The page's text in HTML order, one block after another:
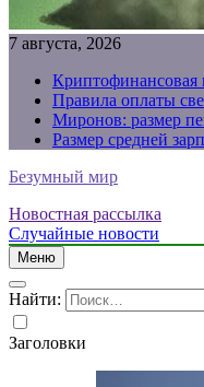
7 августа, 2026
Криптофинансовая
Правила оплаты
Миронов: размер
Размер средней
Безумный мир
Новостная рассылка
Случайные новости
Меню
Найти:
Заголовки